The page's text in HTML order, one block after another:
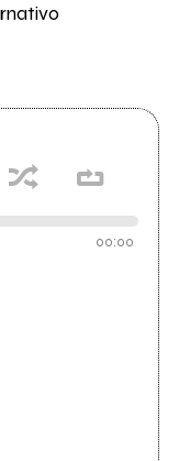
00:00